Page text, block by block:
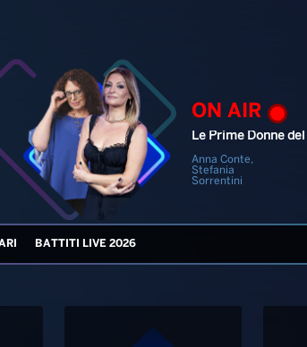
ON AIR
Anna Conte,
Stefania
Sorrentini
BATTITI LIVE 2026